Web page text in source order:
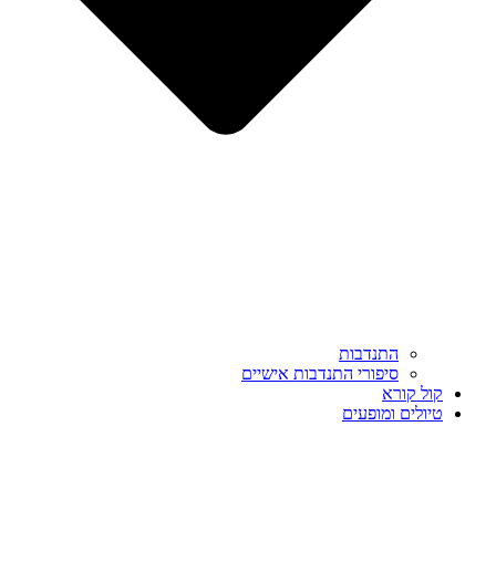
התנדבות
סיפורי התנדבות אישיים
קול קורא
טיולים ומופעים